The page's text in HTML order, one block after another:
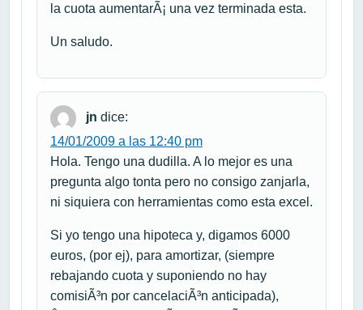
la cuota aumentarÃ¡ una vez terminada esta.
Un saludo.
jn dice:
14/01/2009 a las 12:40 pm
Hola. Tengo una dudilla. A lo mejor es una
pregunta algo tonta pero no consigo zanjarla,
ni siquiera con herramientas como esta excel.
Si yo tengo una hipoteca y, digamos 6000
euros, (por ej), para amortizar, (siempre
rebajando cuota y suponiendo no hay
comisiÃ³n por cancelaciÃ³n anticipada),